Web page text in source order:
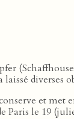
et met
Paris le 19